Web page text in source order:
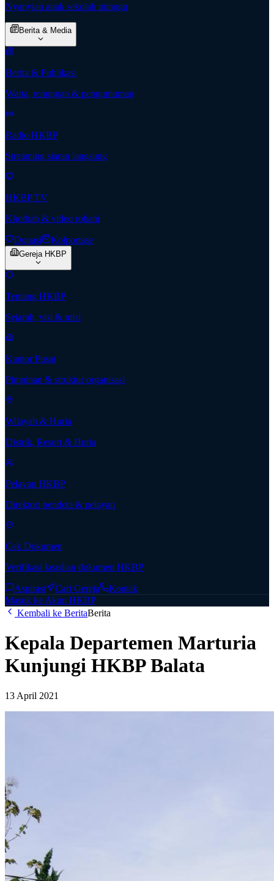
Nyanyian anak sekolah minggu
Berita & Media
Berita & Publikasi
Warta, renungan & pengumuman
Radio HKBP
Streaming siaran langsung
HKBP TV
Khotbah & video rohani
Donasi Kolportase
Gereja HKBP
Tentang HKBP
Sejarah, visi & misi
Kantor Pusat
Pimpinan & struktur organisasi
Wilayah & Huria
Distrik, Resort & Huria
Pelayan HKBP
Direktori pendeta & pelayan
Cek Dokumen
Verifikasi keaslian dokumen HKBP
Aspirasi Cari Gereja
Kontak
Masuk ke Akun HKBP
Kembali ke BeritaBerita
Kepala Departemen Marturia
Kunjungi HKBP Balata
13 April 2021